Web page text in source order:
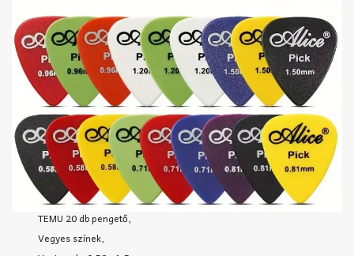
TEMU 20 db pengető,
Vegyes színek,